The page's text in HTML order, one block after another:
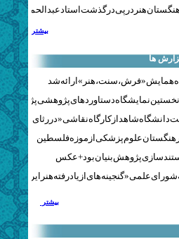
هنر در پی درگذشت استاد عبدالحمید
بیشتر
ها
نمایشگاه دستاوردهای پژوهشی
دانشگاه شاهد از کارگاه نقاشی «در رثای سیمرغ
علوم پزشکی از موزه فلسطین
پژوهش‌بنیان بود + عکس
علمی «گنجینه‌های ازیادرفته هنر ایران»
بیشتر